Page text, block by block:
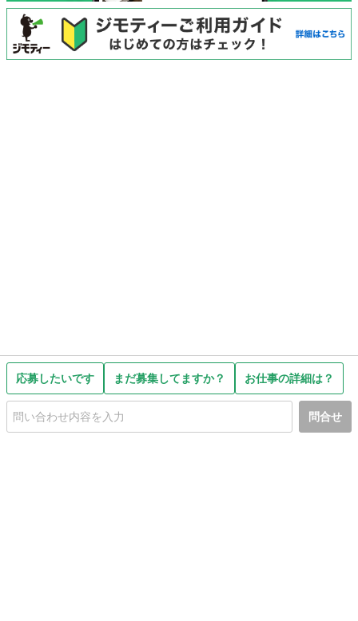
応募したいです まだ募集してますか？ お仕事の詳細は？
問合せ